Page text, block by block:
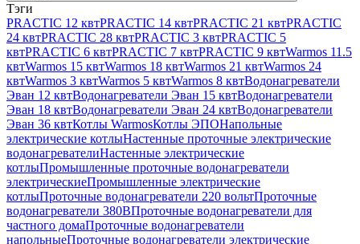
Тэги
PRACTIC 12 квтPRACTIC 14 квтPRACTIC 21 квтPRACTIC
24 квтPRACTIC 28 квтPRACTIC 3 квтPRACTIC 5
квтPRACTIC 6 квтPRACTIC 7 квтPRACTIC 9 квтWarmos 11.5
квтWarmos 15 квтWarmos 18 квтWarmos 21 квтWarmos 24
квтWarmos 3 квтWarmos 5 квтWarmos 8 квтВодонагреватели
Эван 12 квтВодонагреватели Эван 15 квтВодонагреватели
Эван 18 квтВодонагреватели Эван 24 квтВодонагреватели
Эван 36 квтКотлы WarmosКотлы ЭПОНапольные
электрические котлыНастенные проточные электрические
водонагревателиНастенные электрические
котлыПромышленные проточные водонагреватели
электрическиеПромышленные электрические
котлыПроточные водонагреватели 220 вольтПроточные
водонагреватели 380ВПроточные водонагреватели для
частного домаПроточные водонагреватели
напольныеПроточные водонагреватели электрические